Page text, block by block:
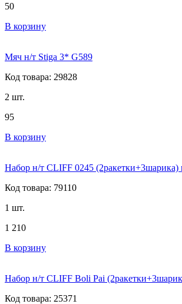
50
В корзину
Мяч н/т Stiga 3* G589
Код товара: 29828
2 шт.
95
В корзину
Набор н/т CLIFF 0245 (2ракетки+3шарика)
Код товара: 79110
1 шт.
1 210
В корзину
Набор н/т CLIFF Boli Pai
Код товара: 25371